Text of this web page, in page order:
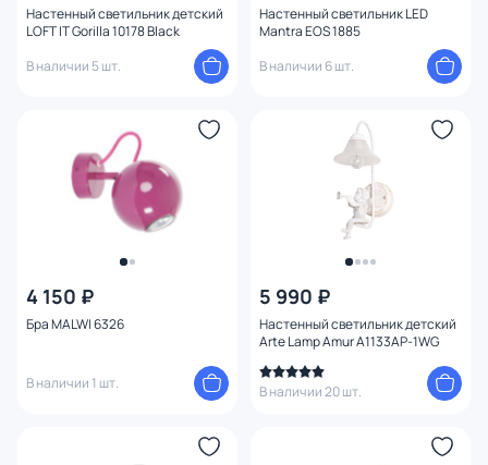
Настенный светильник детский
LOFT IT Gorilla 10178 Black
В наличии 5 шт.
Настенный светильник LED
Mantra EOS 1885
В наличии 6 шт.
4 150 ₽
Бра MALWI 6326
В наличии 1 шт.
5 990 ₽
Настенный светильник детский
Arte Lamp Amur A1133AP-1WG
В наличии 20 шт.